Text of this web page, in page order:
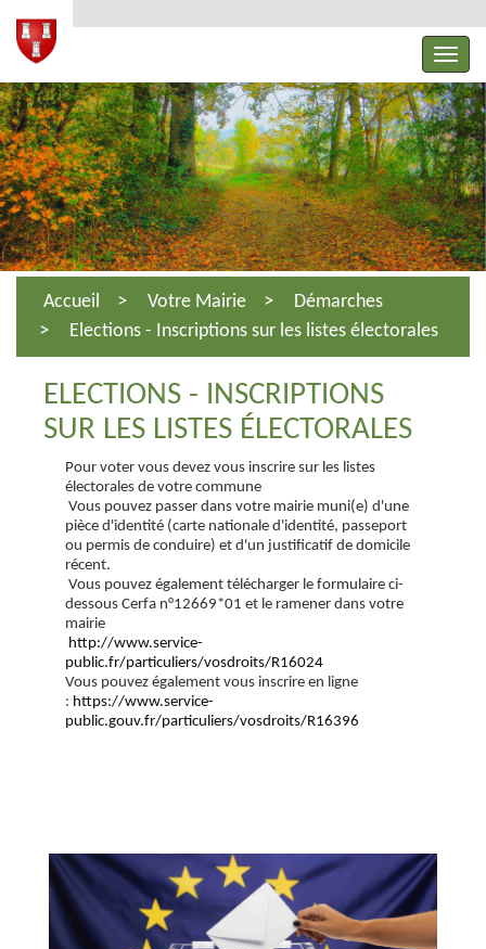
Accueil Votre Mairie
Démarches
Elections - Inscriptions sur les listes électorales
ELECTIONS - INSCRIPTIONS
SUR LES LISTES ÉLECTORALES
Pour voter vous devez vous inscrire sur les listes
électorales de votre commune
Vous pouvez passer dans votre mairie muni(e) d'une
pièce d'identité (carte nationale d'identité, passeport
ou permis de conduire) et d'un justificatif de domicile
récent.
Vous pouvez également télécharger le formulaire ci-
dessous Cerfa n°12669*01 et le ramener dans votre
mairie
http://www.service-
public.fr/particuliers/vosdroits/R16024
Vous pouvez également vous inscrire en ligne
: https://www.service-
public.gouv.fr/particuliers/vosdroits/R16396